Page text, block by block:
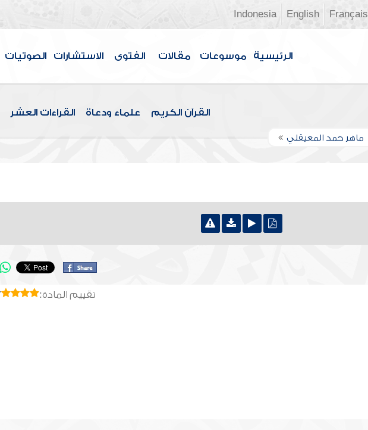
Français
English
Indonesia
الرئيسية موسوعات مقالات الفتوى الاستشارات الصوتيات
القرآن الكريم علماء ودعاة القراءات العشر
ماهر حمد المعيقلي
تقييم المادة: